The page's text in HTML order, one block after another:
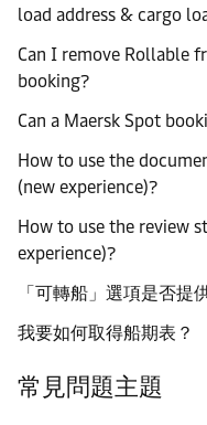
load address & cargo
Can I remove Rollable
booking?
Can a Maersk Spot
How to use the
(new experience)?
How to use the review
experience)?
「可轉船」選項是否提
我要如何取得船期表？
常見問題主題